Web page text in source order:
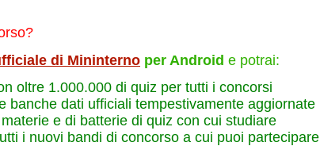
di Mininterno per Android e potrai:
oltre 1.000.000 di quiz per tutti i concorsi
banche dati ufficiali tempestivamente aggiornate
e di batterie di quiz con cui studiare
i nuovi bandi di concorso a cui puoi partecipare